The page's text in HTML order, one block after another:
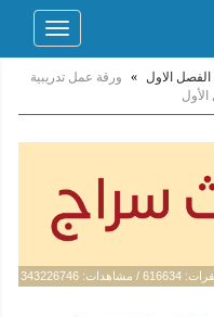
Toggle
الفصل الاول »
ورقة عمل تدريبية
616634 / مشاهدات: 343226746